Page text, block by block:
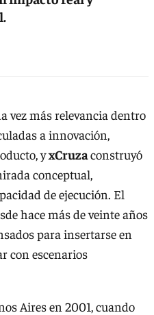
vez más relevancia dentro
a innovación,
yxCruzaconstruyó
conceptual,
de ejecución. El
hace más de veinte años
para insertarse en
con escenarios
Aires en 2001, cuando